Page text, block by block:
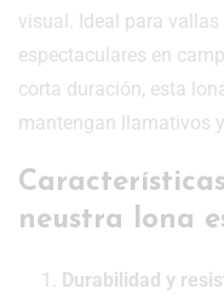
visual. Ideal para
espectaculares en
corta duración, esta
mantengan llamativos
neustra lona
Durabilidad y